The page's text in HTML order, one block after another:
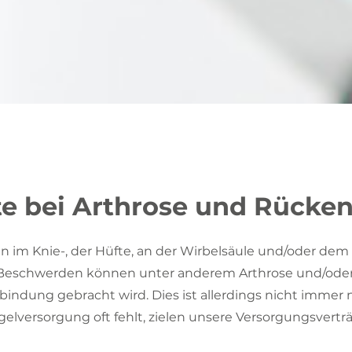
bei Arthrose und
Knie-, der Hüfte, an der Wirbelsäule und/oder
können unter anderem Arthrose und/
gebracht wird. Dies ist allerdings nicht
oft fehlt, zielen unsere